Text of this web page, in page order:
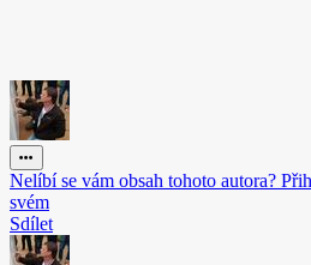
Nelíbí se vám obsah tohoto autora?
svém
Sdílet